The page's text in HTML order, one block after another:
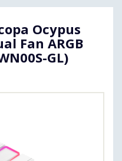
Ocypus
Fan ARGB
GL)